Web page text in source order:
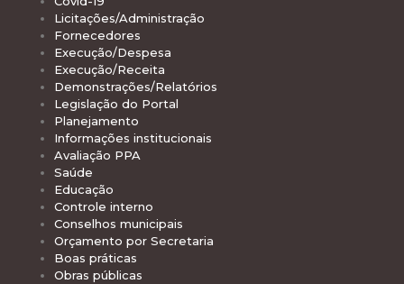
Licitações/Administração
Fornecedores
Execução/Despesa
Execução/Receita
Demonstrações/Relatórios
Legislação do Portal
Planejamento
Informações institucionais
Avaliação PPA
Saúde
Educação
Controle interno
Conselhos municipais
Orçamento por Secretaria
Boas práticas
Obras públicas